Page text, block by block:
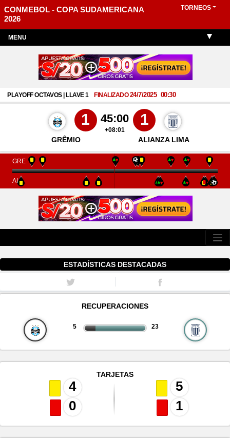
CONMEBOL - COPA SUDAMERICANA
2026
TORNEOS
MENU
PLAYOFF OCTAVOS | LLAVE 1 FINALIZADO 24/7/2025 00:30
GRÊMIO
1 45:00
+08:01
1
ALIANZA LIMA
GRE
ALI
ESTADÍSTICAS DESTACADAS
RECUPERACIONES
5 23
TARJETAS
4
0
5
1